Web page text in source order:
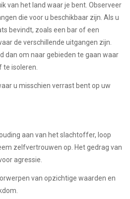
van het land waar je bent. Observeer
die voor u beschikbaar zijn. Als u
bevindt, zoals een bar of een
de verschillende uitgangen zijn.
dan om naar gebieden te gaan waar
te isoleren.
u misschien verrast bent op uw
aan van het slachtoffer, loop
zelfvertrouwen op. Het gedrag van
agressie.
van opzichtige waarden en